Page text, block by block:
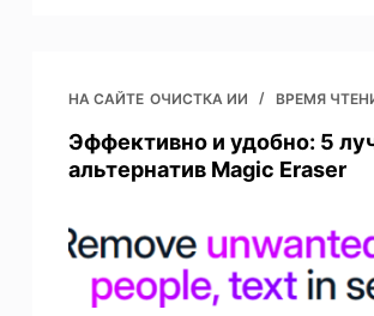
НА САЙТЕ ОЧИСТКА ИИ ВРЕМЯ
Эффективно и удобно: 5
альтернатив Magic Eraser